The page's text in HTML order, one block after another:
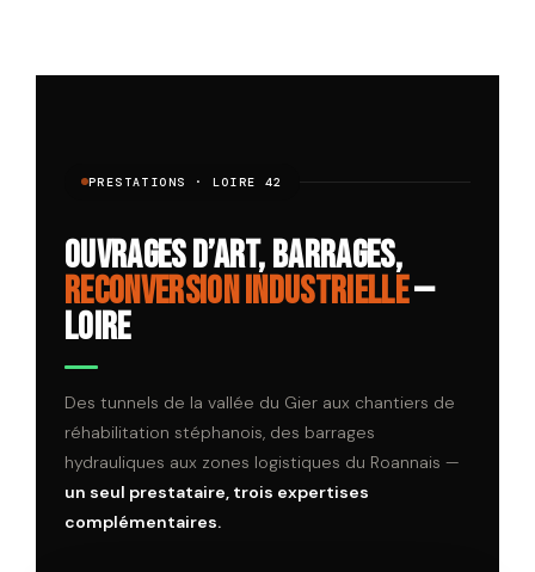
PRESTATIONS · LOIRE 42
Ouvrages d’art, barrages,
reconversion industrielle—
Loire
Des tunnels de la vallée du Gier aux chantiers de
réhabilitation stéphanois, des barrages
hydrauliques aux zones logistiques du Roannais —
un seul prestataire, trois expertises
complémentaires.